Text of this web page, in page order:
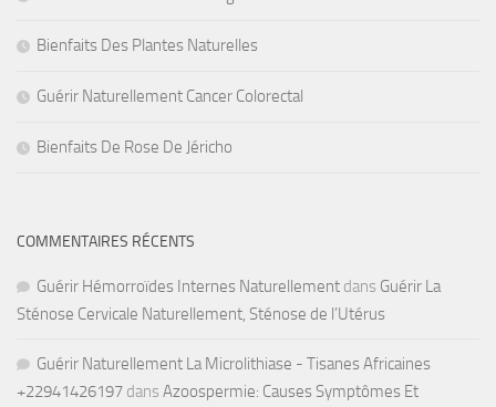
Bienfaits Des Plantes Naturelles
Guérir Naturellement Cancer Colorectal
Bienfaits De Rose De Jéricho
COMMENTAIRES RÉCENTS
Guérir Hémorroïdes Internes Naturellement dans Guérir La
Sténose Cervicale Naturellement, Sténose de l’Utérus
Guérir Naturellement La Microlithiase - Tisanes Africaines
+22941426197 dans Azoospermie: Causes Symptômes Et